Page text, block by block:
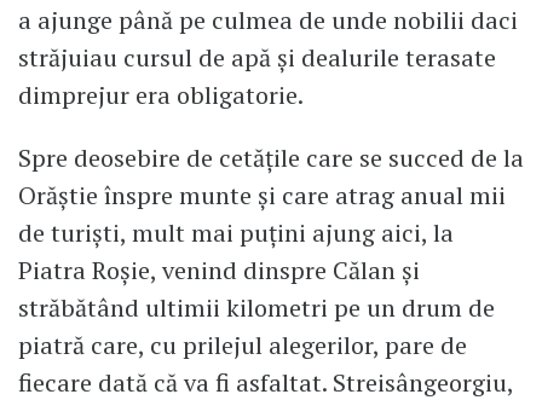
a ajunge până pe culmea de unde nobilii daci
străjuiau cursul de apă şi dealurile terasate
dimprejur era obligatorie.
Spre deosebire de cetăţile care se succed de la
Orăştie înspre munte şi care atrag anual mii
de turişti, mult mai puţini ajung aici, la
Piatra Roşie, venind dinspre Călan şi
străbătând ultimii kilometri pe un drum de
piatră care, cu prilejul alegerilor, pare de
fiecare dată că va fi asfaltat. Streisângeorgiu,